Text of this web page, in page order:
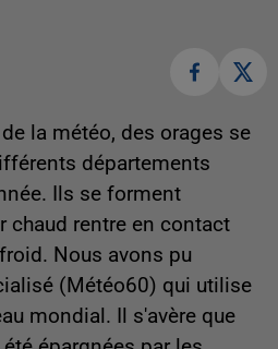
la météo, des orages se
départements
Ils se forment
chaud rentre en contact
Nous avons pu
(Météo60) qui utilise
mondial. Il s'avère que